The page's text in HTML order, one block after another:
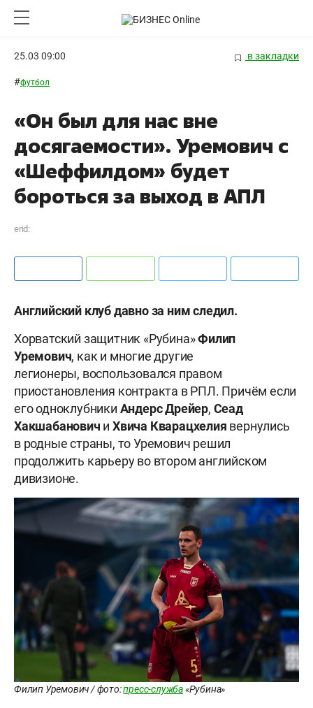
25.03 09:00 в закладки
#футбол
«Он был для нас вне
досягаемости». Уремович с
«Шеффилдом» будет
бороться за выход в АПЛ
erid:
Английский клуб давно за ним следил.
Хорватский защитник «Рубина»Филип
Уремович, как и многие другие
легионеры, воспользовался правом
приостановления контракта в РПЛ. Причём если
его одноклубники Андерс Дрейер, Сеад
Хакшабанович иХвича Кварацхелия вернулись
в родные страны, то Уремович решил
продолжить карьеру во втором английском
дивизионе.
Филип Уремович / фото:пресс-служба«Рубина»